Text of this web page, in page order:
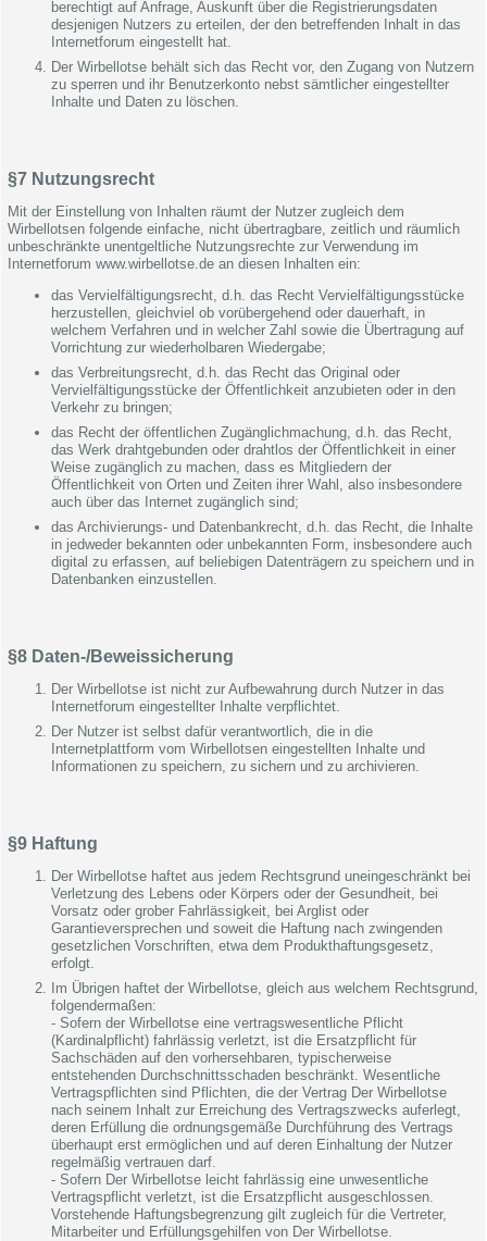
berechtigt auf Anfrage, Auskunft über die Registrierungsdaten
desjenigen Nutzers zu erteilen, der den betreffenden Inhalt in das
Internetforum eingestellt hat.
Der Wirbellotse behält sich das Recht vor, den Zugang von Nutzern
zu sperren und ihr Benutzerkonto nebst sämtlicher eingestellter
Inhalte und Daten zu löschen.
§7 Nutzungsrecht
Mit der Einstellung von Inhalten räumt der Nutzer zugleich dem
Wirbellotsen folgende einfache, nicht übertragbare, zeitlich und räumlich
unbeschränkte unentgeltliche Nutzungsrechte zur Verwendung im
Internetforum www.wirbellotse.de an diesen Inhalten ein:
das Vervielfältigungsrecht, d.h. das Recht Vervielfältigungsstücke
herzustellen, gleichviel ob vorübergehend oder dauerhaft, in
welchem Verfahren und in welcher Zahl sowie die Übertragung auf
Vorrichtung zur wiederholbaren Wiedergabe;
das Verbreitungsrecht, d.h. das Recht das Original oder
Vervielfältigungsstücke der Öffentlichkeit anzubieten oder in den
Verkehr zu bringen;
das Recht der öffentlichen Zugänglichmachung, d.h. das Recht,
das Werk drahtgebunden oder drahtlos der Öffentlichkeit in einer
Weise zugänglich zu machen, dass es Mitgliedern der
Öffentlichkeit von Orten und Zeiten ihrer Wahl, also insbesondere
auch über das Internet zugänglich sind;
das Archivierungs- und Datenbankrecht, d.h. das Recht, die Inhalte
in jedweder bekannten oder unbekannten Form, insbesondere auch
digital zu erfassen, auf beliebigen Datenträgern zu speichern und in
Datenbanken einzustellen.
§8 Daten-/Beweissicherung
Der Wirbellotse ist nicht zur Aufbewahrung durch Nutzer in das
Internetforum eingestellter Inhalte verpflichtet.
Der Nutzer ist selbst dafür verantwortlich, die in die
Internetplattform vom Wirbellotsen eingestellten Inhalte und
Informationen zu speichern, zu sichern und zu archivieren.
§9 Haftung
Der Wirbellotse haftet aus jedem Rechtsgrund uneingeschränkt bei
Verletzung des Lebens oder Körpers oder der Gesundheit, bei
Vorsatz oder grober Fahrlässigkeit, bei Arglist oder
Garantieversprechen und soweit die Haftung nach zwingenden
gesetzlichen Vorschriften, etwa dem Produkthaftungsgesetz,
erfolgt.
Im Übrigen haftet der Wirbellotse, gleich aus welchem Rechtsgrund,
folgendermaßen:
- Sofern der Wirbellotse eine vertragswesentliche Pflicht
(Kardinalpflicht) fahrlässig verletzt, ist die Ersatzpflicht für
Sachschäden auf den vorhersehbaren, typischerweise
entstehenden Durchschnittsschaden beschränkt. Wesentliche
Vertragspflichten sind Pflichten, die der Vertrag Der Wirbellotse
nach seinem Inhalt zur Erreichung des Vertragszwecks auferlegt,
deren Erfüllung die ordnungsgemäße Durchführung des Vertrags
überhaupt erst ermöglichen und auf deren Einhaltung der Nutzer
regelmäßig vertrauen darf.
- Sofern Der Wirbellotse leicht fahrlässig eine unwesentliche
Vertragspflicht verletzt, ist die Ersatzpflicht ausgeschlossen.
Vorstehende Haftungsbegrenzung gilt zugleich für die Vertreter,
Mitarbeiter und Erfüllungsgehilfen von Der Wirbellotse.